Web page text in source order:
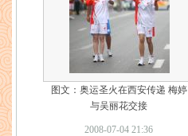
图文：奥运圣火在西安传递 梅婷
与吴丽花交接
2008-07-04 21:36